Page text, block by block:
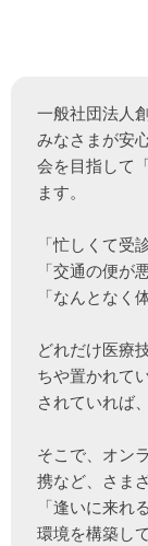
一般社団法人
みなさまが安
会を目指して
ます。
「忙しくて受
「交通の便が
「なんとなく
どれだけ医療
ちや置かれて
されていれば
そこで、オン
携など、さま
「逢いに来れ
環境を構築し